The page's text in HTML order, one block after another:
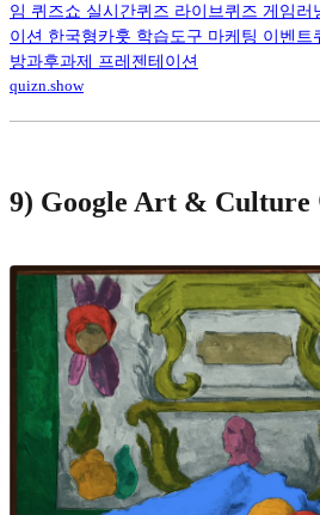
임 퀴즈쇼 실시간퀴즈 라이브퀴즈 게임러
이션 한국형카훗 학습도구 마케팅 이벤트
방과후과제 프레젠테이션
quizn.show
9) Google Art & Culture